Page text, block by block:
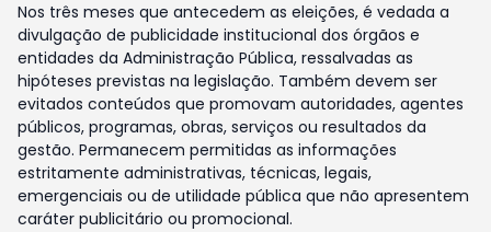
Nos três meses que antecedem as eleições, é vedada a
divulgação de publicidade institucional dos órgãos e
entidades da Administração Pública, ressalvadas as
hipóteses previstas na legislação. Também devem ser
evitados conteúdos que promovam autoridades, agentes
públicos, programas, obras, serviços ou resultados da
gestão. Permanecem permitidas as informações
estritamente administrativas, técnicas, legais,
emergenciais ou de utilidade pública que não apresentem
caráter publicitário ou promocional.